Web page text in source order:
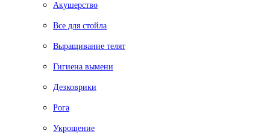
Акушерство
Все для стойла
Выращивание телят
Гигиена вымени
Дезковрики
Рога
Укрощение